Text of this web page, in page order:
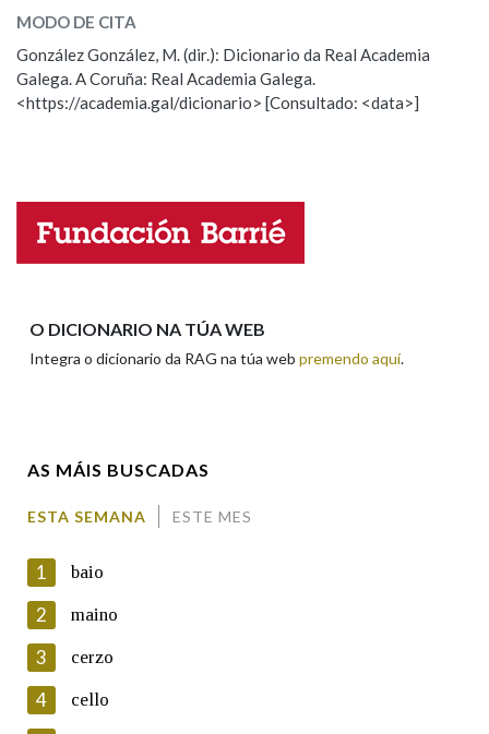
ESCOLLE UNHA OPCIÓN:
Observación Hai un erro na palabra
Propoño mellorar a definición
Nome
En cumprimento da normativa vixente en materia de
Protección de Datos de Carácter Persoal, a Real Academia
Galega informa a aqueles usuarios que faciliten o seu correo
MODO DE CITA
González González, M. (dir.): Dicionario da Real Academia
Galega. A Coruña: Real Academia Galega.
<https://academia.gal/dicionario> [Consultado: <data>]
O DICIONARIO NA TÚA WEB
Integra o dicionario da RAG na túa web premendo aquí.
AS MÁIS BUSCADAS
ESTA SEMANA ESTE MES
1 baio
2 maino
3 cerzo
4 cello